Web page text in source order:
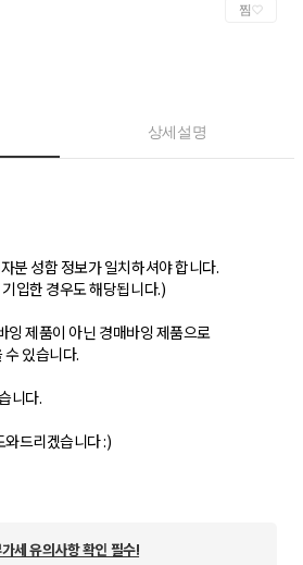
찜
상세설명
분 성함 정보가 일치하셔야 합니다.
입한 경우도 해당됩니다.)
잉 제품이 아닌 경매바잉 제품으로
수 있습니다.
니다.
와드리겠습니다 :)
세 유의사항 확인 필수!